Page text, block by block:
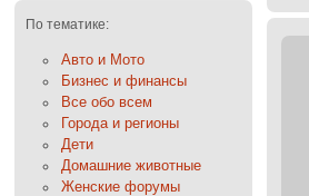
По тематике:
Авто и Мото
Бизнес и финансы
Все обо всем
Города и регионы
Дети
Домашние животные
Женские форумы